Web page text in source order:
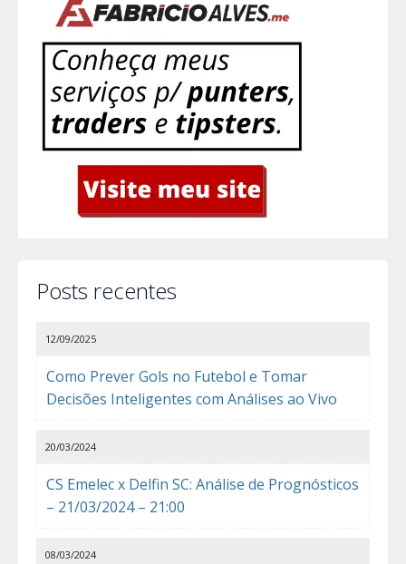
Posts recentes
Como Prever Gols no Futebol e Tomar
Decisões Inteligentes com Análises ao Vivo
12/09/2025
CS Emelec x Delfin SC: Análise de Prognósticos
– 21/03/2024 – 21:00
20/03/2024
08/03/2024